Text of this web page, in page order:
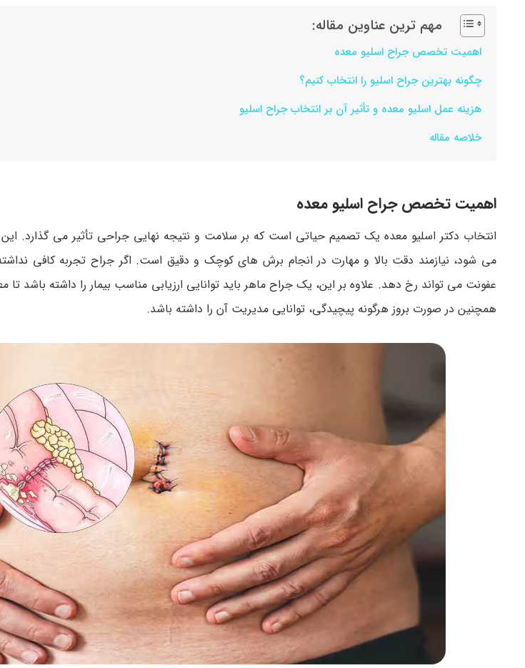
مهم ترین عناوین مقاله:
اهمیت تخصص جراح اسلیو معده
چگونه بهترین جراح اسلیو را انتخاب کنیم؟
هزینه عمل اسلیو معده و تأثیر آن بر انتخاب جراح اسلیو
خلاصه مقاله
اهمیت تخصص جراح اسلیو معده
انتخاب دکتر اسلیو معده یک تصمیم حیاتی است که بر سلامت و نتیجه نهایی جراحی تأثیر می گذارد.
می شود، نیازمند دقت بالا و مهارت در انجام برش های کوچک و دقیق است. اگر جراح تجربه کافی
عفونت می تواند رخ دهد. علاوه بر این، یک جراح ماهر باید توانایی ارزیابی مناسب بیمار را داشته
همچنین در صورت بروز هرگونه پیچیدگی، توانایی مدیریت آن را داشته باشد.